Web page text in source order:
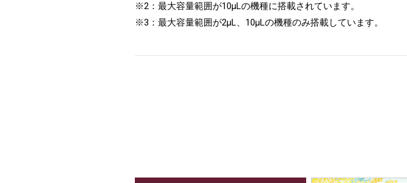
※2：最大容量範囲が10μLの機種に搭載されています。
※3：最大容量範囲が2μL、10μLの機種のみ搭載しています。